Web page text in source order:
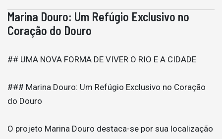
Marina Douro: Um Refúgio Exclusivo no
Coração do Douro
## UMA NOVA FORMA DE VIVER O RIO E A CIDADE
### Marina Douro: Um Refúgio Exclusivo no Coração
do Douro
O projeto Marina Douro destaca-se por sua localização